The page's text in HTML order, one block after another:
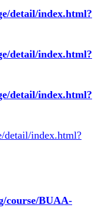
detail/index.html?
detail/index.html?
detail/index.html?
detail/index.html?
course/BUAA-